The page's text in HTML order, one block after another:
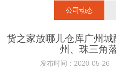
公司动态
货之家放哪儿仓库广州
州、珠三角
发布时间：2020-05-26